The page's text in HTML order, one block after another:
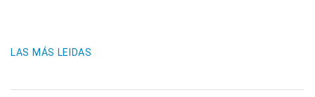
LAS MÁS LEIDAS